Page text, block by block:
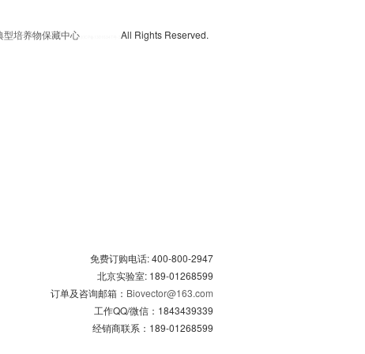
型培养物保藏中心 All Rights Reserved.
免费订购电话: 400-800-2947
北京实验室: 189-01268599
订单及咨询邮箱： Biovector@163.com
工作QQ/微信：1843439339
经销商联系：189-01268599